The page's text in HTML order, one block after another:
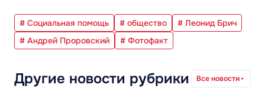
# Социальная помощь # общество
# Леонид Брич
# Андрей Проровский
# Фотофакт
Другие новости рубрики Все новости